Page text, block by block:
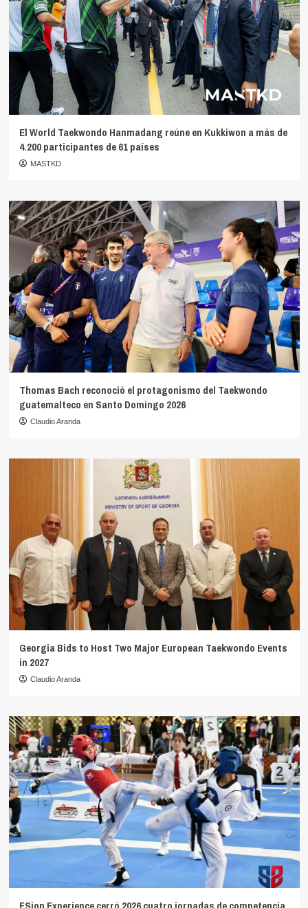
El World Taekwondo Hanmadang reúne en Kukkiwon a más de
4.200 participantes de 61 países
MASTKD
Thomas Bach reconoció el protagonismo del Taekwondo
guatemalteco en Santo Domingo 2026
Claudio Aranda
Georgia Bids to Host Two Major European Taekwondo Events
in 2027
Claudio Aranda